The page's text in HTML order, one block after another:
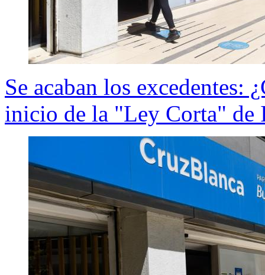
Se acaban los excedentes:
inicio de la "Ley Corta" de